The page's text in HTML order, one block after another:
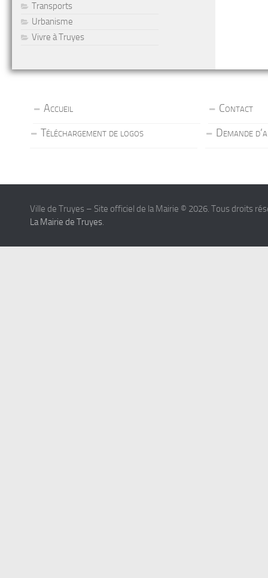
Transports
Urbanisme
Vivre à Truyes
Accueil
Contact
Téléchargement de logos
Demande
Ville de Truyes – Site officiel de la Mairie © 2026. Tous droits
La Mairie de Truyes.